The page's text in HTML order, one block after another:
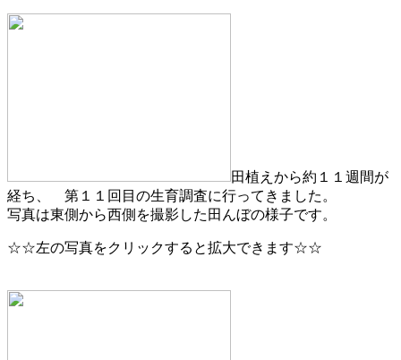
田植えから約１１週間が
経ち、 第１１回目の生育調査に行ってきました。
写真は東側から西側を撮影した田んぼの様子です。
☆☆左の写真をクリックすると拡大できます☆☆